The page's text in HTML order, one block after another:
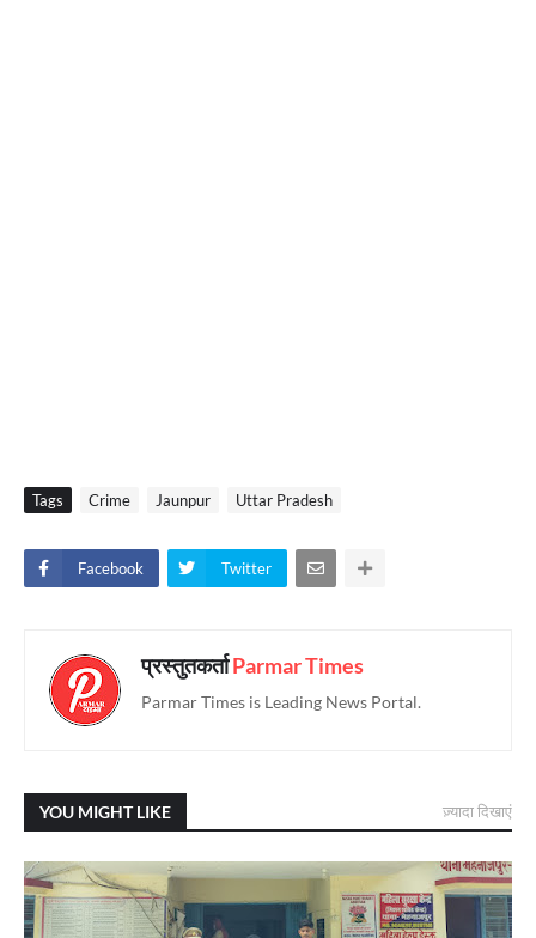
Tags Crime Jaunpur Uttar Pradesh
Facebook Twitter
प्रस्तुतकर्ताParmar Times
Parmar Times is Leading News Portal.
YOU MIGHT LIKE ज़्यादा दिखाएं